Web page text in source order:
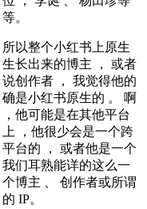
等。
所以整个小红书上原生
生长出来的博主 ， 或者
说创作者 ， 我觉得他的
确是小红书原生的 。 啊
，他可能是在其他平台
上 ，他很少会是一个跨
平台的 ， 或者他是一个
我们耳熟能详的这么一
个博主 、 创作者或所谓
的 IP。